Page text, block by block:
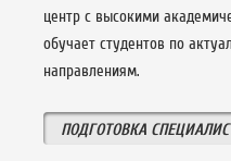
центр с высокими
обучает студентов по
направлениям.
ПОДГОТОВКА